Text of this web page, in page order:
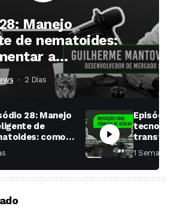
Manejo
de nematoides:
a
das soqueiras?
2 Dias ⁮
28: Manejo
de
como
a
das
Episódio
fábricas
1 Semana ⁮